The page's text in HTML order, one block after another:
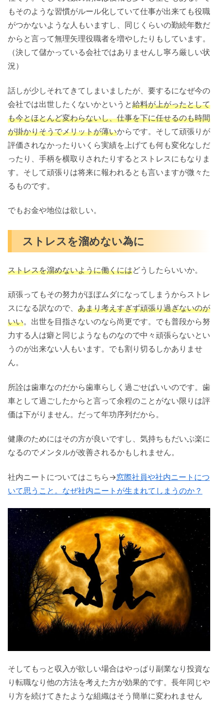
もそのような習慣がルール化していて仕事が出来ても役職
がつかないような人もいますし、同じくらいの勤続年数だ
からと言って無理矢理役職者を増やしたりもしています。
（決して儲かっている会社ではありませんし寧ろ厳しい状
況）
話しが少しそれてきてしまいましたが、要するになぜ今の
会社では出世したくないかというと給料が上がったとして
も今とほとんど変わらないし、仕事を下に任せるのも時間
が掛かりそうでメリットが薄いからです。そして頑張りが
評価されなかったりいくら実績を上げても何も変化なしだ
ったり、手柄を横取りされたりするとストレスにもなりま
す。そして頑張りは将来に報われるとも言いますが微々た
るものです。
でもお金や地位は欲しい。
ストレスを溜めない為に
ストレスを溜めないように働くにはどうしたらいいか。
頑張ってもその努力がほぼムダになってしまうからストレ
スになる訳なので、 あまり考えすぎず頑張り過ぎないのが
いい。出世を目指さないのなら尚更です。でも普段から努
力する人は癖と同じようなものなので中々頑張らないとい
うのが出来ない人もいます。でも割り切るしかありませ
ん。
所詮は歯車なのだから歯車らしく過ごせばいいのです。歯
車として過ごしたからと言って余程のことがない限りは評
価は下がりません。だって年功序列だから。
健康のためにはその方が良いですし、気持ちもだいぶ楽に
なるのでメンタルが改善されるかもしれません。
社内ニートについてはこちら→窓際社員や社内ニートにつ
いて思うこと。なぜ社内ニートが生まれてしまうのか？
そしてもっと収入が欲しい場合はやっぱり副業なり投資な
り転職なり他の方法を考えた方が効果的です。長年同じや
り方を続けてきたような組織はそう簡単に変われません